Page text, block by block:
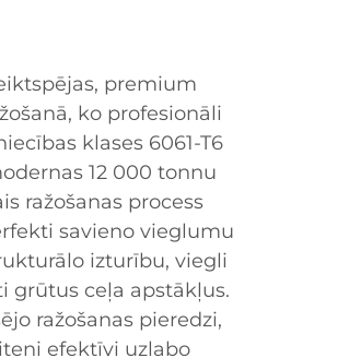
premium
ko profesionāli
klases 6061-T6
12 000 tonnu
ražošanas process
savieno vieglumu
izturību, viegli
grūtus ceļa apstākļus.
ražošanas pieredzi,
efektīvi uzlabo